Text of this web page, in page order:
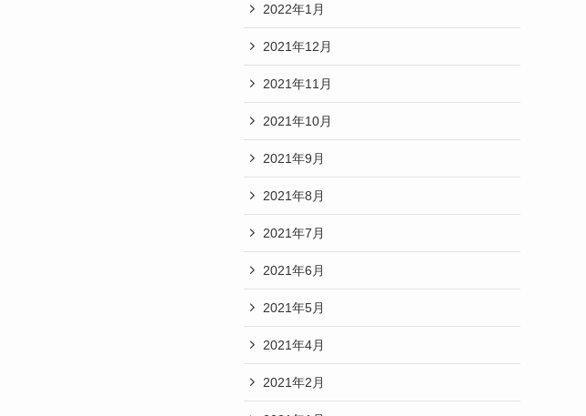
2022年1月
2021年12月
2021年11月
2021年10月
2021年9月
2021年8月
2021年7月
2021年6月
2021年5月
2021年4月
2021年2月